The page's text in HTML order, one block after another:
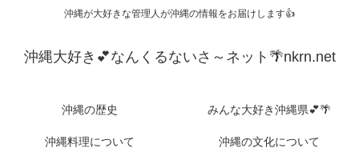
沖縄が大好きな管理人が沖縄の情報をお届けします👍
沖縄大好き💕なんくるないさ～ネット🌴nkrn.net
沖縄の歴史 みんな大好き沖縄県💕🌴
沖縄料理について 沖縄の文化について